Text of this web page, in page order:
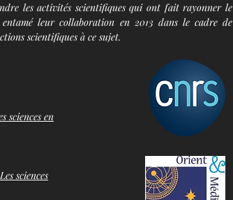
les activités scientifiques qui ont fait rayonner le
leur collaboration en 2013 dans le cadre de
scientifiques à ce sujet.
sciences en
Les sciences